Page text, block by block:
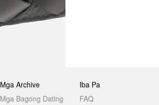
Mga Archive
Mga Bagong Dating
Iba Pa
FAQ